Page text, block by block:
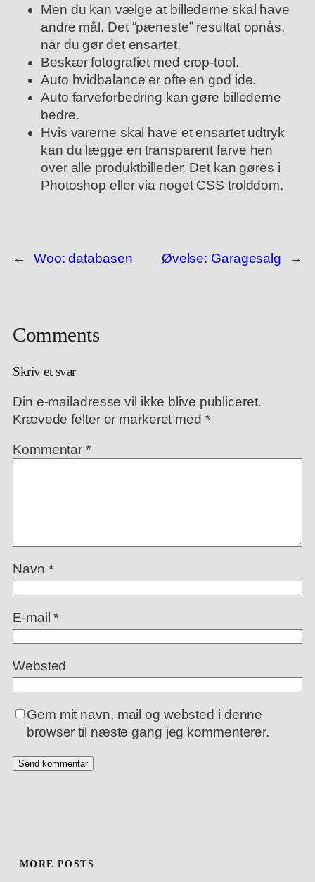
Men du kan vælge at billederne skal have
andre mål. Det “pæneste” resultat opnås,
når du gør det ensartet.
Beskær fotografiet med crop-tool.
Auto hvidbalance er ofte en god ide.
Auto farveforbedring kan gøre billederne
bedre.
Hvis varerne skal have et ensartet udtryk
kan du lægge en transparent farve hen
over alle produktbilleder. Det kan gøres i
Photoshop eller via noget CSS trolddom.
← Woo: databasen Øvelse: Garagesalg →
Comments
Skriv et svar
Din e-mailadresse vil ikke blive publiceret.
Krævede felter er markeret med *
Kommentar*
Navn *
E-mail*
Websted
Gem mit navn, mail og websted i denne
browser til næste gang jeg kommenterer.
MORE POSTS